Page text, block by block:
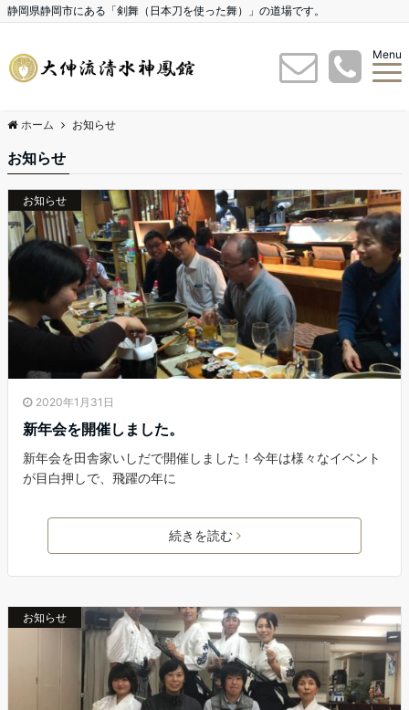
静岡県静岡市にある「剣舞（日本刀を使った舞）」の道場です。
Menu
ホーム お知らせ
お知らせ
お知らせ
2020年1月31日
新年会を開催しました。
新年会を田舎家いしだで開催しました！今年は様々なイベント
が目白押しで、飛躍の年に
続きを読む
お知らせ